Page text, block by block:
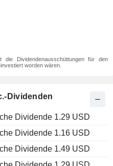
die Dividendenausschüttungen für den
worden wären.
Dividenden
Dividende 1.29 USD
Dividende 1.16 USD
Dividende 1.49 USD